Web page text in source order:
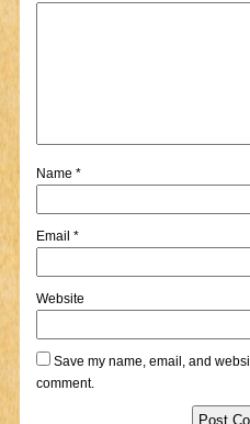
Name *
Email *
Website
Save my name, email, and
comment.